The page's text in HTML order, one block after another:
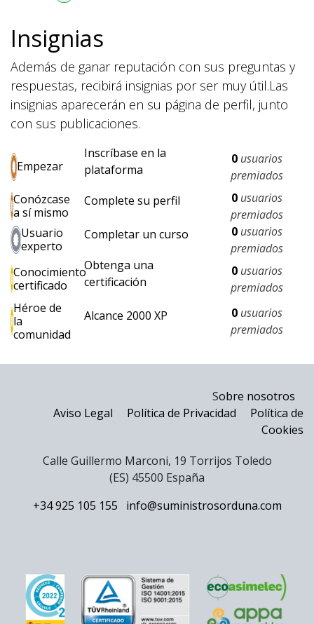
Insignias
Además de ganar reputación con sus preguntas y
respuestas, recibirá insignias por ser muy útil.Las
insignias aparecerán en su página de perfil, junto
con sus publicaciones.
Empezar
Inscríbase en la
plataforma
0 usuarios
premiados
Conózcase
a sí mismo
Complete su perfil 0 usuarios
premiados
Usuario
experto
Completar un curso 0 usuarios
premiados
Conocimiento
certificado
Obtenga una
certificación
0 usuarios
premiados
Héroe de
la
comunidad
Alcance 2000 XP 0 usuarios
premiados
Sobre nosotros
Aviso Legal
Política de Privacidad
Política de
Cookies
Calle Guillermo Marconi, 19 Torrijos Toledo
(ES) 45500 España
+34 925 105 155
info@suministrosorduna.com